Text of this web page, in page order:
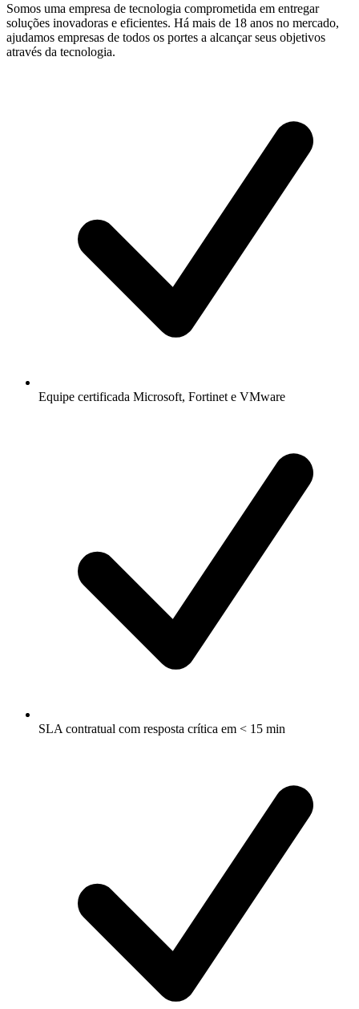
Somos uma empresa de tecnologia comprometida em entregar
soluções inovadoras e eficientes. Há mais de 18 anos no mercado,
ajudamos empresas de todos os portes a alcançar seus objetivos
através da tecnologia.
Equipe certificada Microsoft, Fortinet e VMware
SLA contratual com resposta crítica em < 15 min